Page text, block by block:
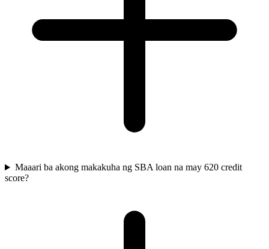
Maaari ba akong makakuha ng SBA loan na may 620 credit
score?